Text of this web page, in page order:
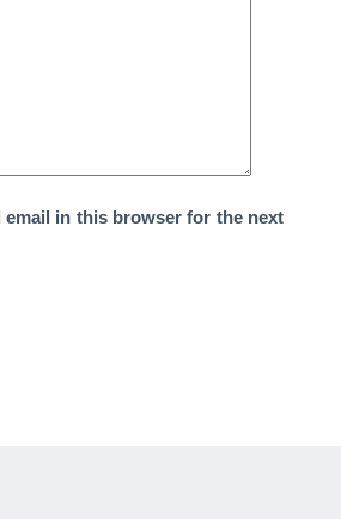
email in this browser for the next